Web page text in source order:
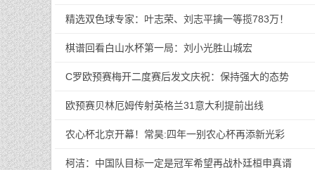
精选双色球专家：叶志荣、刘志平擒一等揽783万！
棋谱回看白山水杯第一局：刘小光胜山城宏
C罗欧预赛梅开二度赛后发文庆祝：保持强大的态势
欧预赛贝林厄姆传射英格兰31意大利提前出线
农心杯北京开幕！常昊:四年一别农心杯再添新光彩
柯洁：中国队目标一定是冠军希望再战朴廷桓申真谞